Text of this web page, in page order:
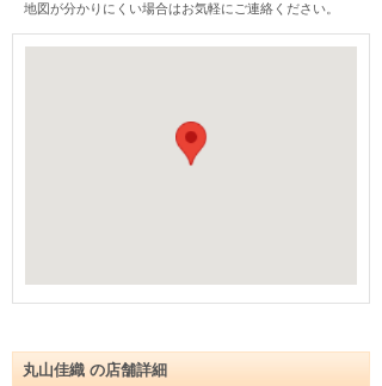
地図が分かりにくい場合はお気軽にご連絡ください。
丸山佳織 の店舗詳細